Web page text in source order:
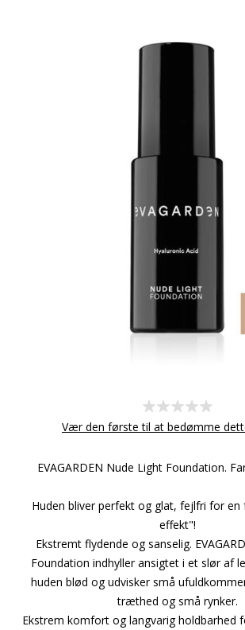
Vær den første til at bedømme
EVAGARDEN Nude Light Foundation.
Huden bliver perfekt og glat, fejlfri for en
effekt"!
Ekstremt flydende og sanselig.
Foundation indhyller ansigtet i et slør af
huden blød og udvisker små
træthed og små rynker.
Ekstrem komfort og langvarig holdbarhed